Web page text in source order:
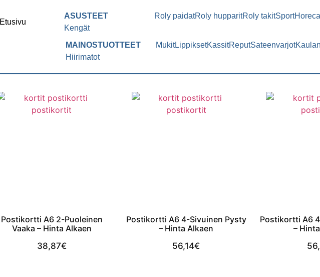
Etusivu
ASUSTEET Roly paidatRoly hupparitRoly takitSportHoreca
Kengät
MAINOSTUOTTEET
MukitLippiksetKassitReputSateenvarjot
Hiirimatot
Postikortti A6 2-Puoleinen
Vaaka – Hinta Alkaen
38,87€
Postikortti A6 4-Sivuinen Pysty
– Hinta Alkaen
56,14€
Postikortti A6
–